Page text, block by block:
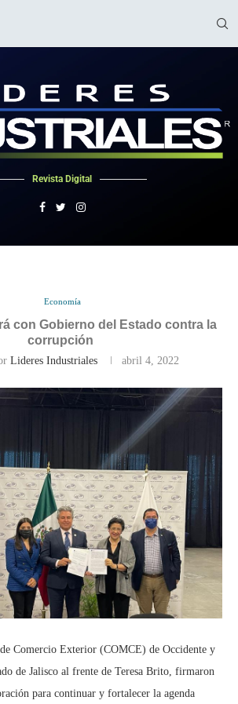
Revista Digital
Economía
con Gobierno del Estado contra la
corrupción
Lideres Industriales abril 4, 2022
Comercio Exterior (COMCE) de Occidente y
de Jalisco al frente de Teresa Brito, firmaron
para continuar y fortalecer la agenda